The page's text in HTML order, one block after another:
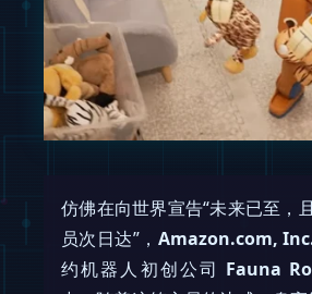
仿佛在向世界宣告“未来已至，
员次日达”， Amazon.com,
约机器人初创公司 Fauna